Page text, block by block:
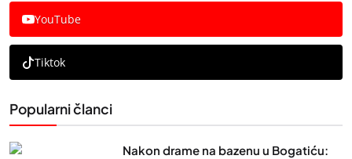
YouTube
Tiktok
Popularni članci
Nakon drame na bazenu u Bogatiću: